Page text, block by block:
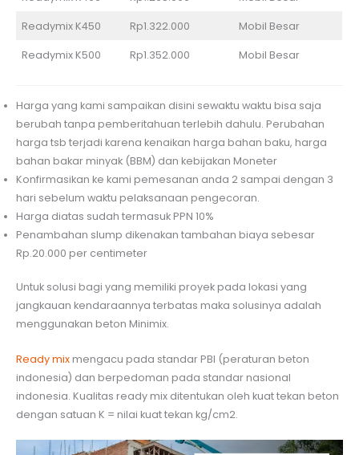
Readymix K450 Rp1.322.000 Mobil Besar
Readymix K500 Rp1.352.000 Mobil Besar
Harga yang kami sampaikan disini sewaktu waktu bisa saja
berubah tanpa pemberitahuan terlebih dahulu. Perubahan
harga tsb terjadi karena kenaikan harga bahan baku, harga
bahan bakar minyak (BBM) dan kebijakan Moneter
Konfirmasikan ke kami pemesanan anda 2 sampai dengan 3
hari sebelum waktu pelaksanaan pengecoran.
Harga diatas sudah termasuk PPN 10%
Penambahan slump dikenakan tambahan biaya sebesar
Rp.20.000 per centimeter
Untuk solusi bagi yang memiliki proyek pada lokasi yang
jangkauan kendaraannya terbatas maka solusinya adalah
menggunakan beton Minimix.
Ready mixmengacu pada standar PBI (peraturan beton
indonesia) dan berpedoman pada standar nasional
indonesia. Kualitas ready mix ditentukan oleh kuat tekan beton
dengan satuan K = nilai kuat tekan kg/cm2.